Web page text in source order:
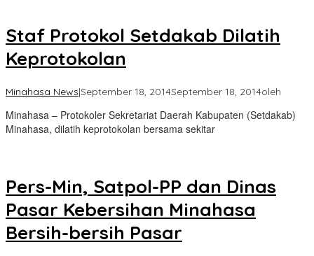
Staf Protokol Setdakab Dilatih
Keprotokolan
Minahasa News|September 18, 2014September 18, 2014oleh
Minahasa – Protokoler Sekretariat Daerah Kabupaten (Setdakab)
Minahasa, dilatih keprotokolan bersama sekitar
Pers-Min, Satpol-PP dan Dinas
Pasar Kebersihan Minahasa
Bersih-bersih Pasar